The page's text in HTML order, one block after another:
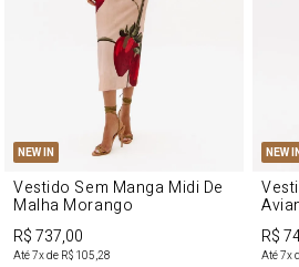
NEW IN
Vestido Sem Manga Midi De
Malha Morango
R$ 737,00
Até7x de R$ 105,28
NEW
R$
Até7x